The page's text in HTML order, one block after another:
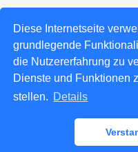
Diese Internetseite
grundlegende
die Nutzererfahrung zu
Dienste und Funktionen
stellen. Details